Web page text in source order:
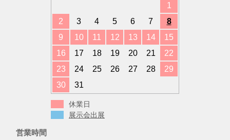
1
2
3 4 5 6 7
8
9
10 11 12 13 14
15
16
17 18 19 20 21
22
23
24 25 26 27 28
29
30
31
休業日
展示会出展
営業時間